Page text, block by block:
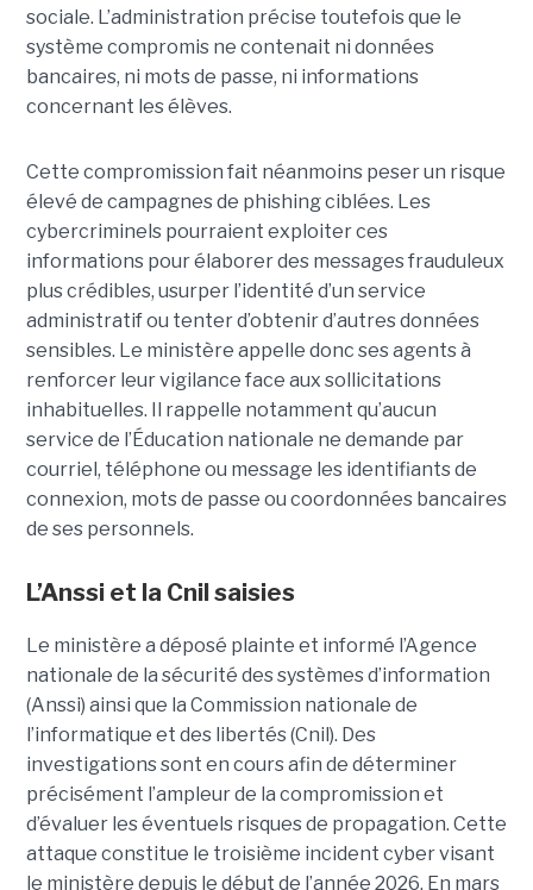
sociale. L’administration précise toutefois que le
système compromis ne contenait ni données
bancaires, ni mots de passe, ni informations
concernant les élèves.
Cette compromission fait néanmoins peser un risque
élevé de campagnes de phishing ciblées. Les
cybercriminels pourraient exploiter ces
informations pour élaborer des messages frauduleux
plus crédibles, usurper l’identité d’un service
administratif ou tenter d’obtenir d’autres données
sensibles. Le ministère appelle donc ses agents à
renforcer leur vigilance face aux sollicitations
inhabituelles. Il rappelle notamment qu’aucun
service de l’Éducation nationale ne demande par
courriel, téléphone ou message les identifiants de
connexion, mots de passe ou coordonnées bancaires
de ses personnels.
L’Anssi et la Cnil saisies
Le ministère a déposé plainte et informé l’Agence
nationale de la sécurité des systèmes d’information
(Anssi) ainsi que la Commission nationale de
l’informatique et des libertés (Cnil). Des
investigations sont en cours afin de déterminer
précisément l’ampleur de la compromission et
d’évaluer les éventuels risques de propagation. Cette
attaque constitue le troisième incident cyber visant
le ministère depuis le début de l’année 2026. En mars